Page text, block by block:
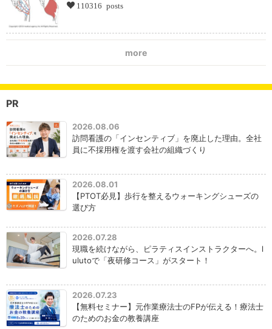
110316 posts
more
PR
2026.08.06
訪問看護の「インセンティブ」を廃止した理由。全社
員に不採用権を渡す会社の組織づくり
2026.08.01
【PTOT必見】歩行を整えるウォーキングシューズの
選び方
2026.07.28
現職を続けながら、ピラティスインストラクターへ。l
ulutoで「夜研修コース」がスタート！
2026.07.23
【無料セミナー】元作業療法士のFPが伝える！療法士
のためのお金の教養講座